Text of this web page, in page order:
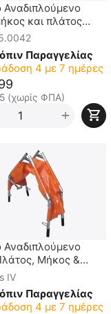
Αναδιπλούμενο
και πλάτος
III
Παραγγελίας
4 με 7 ημέρες
(χωρίς ΦΠΑ)
+
Αναδιπλούμενο
Μήκος &
Τσάντα
και Ιμάντες
IV
Παραγγελίας
4 με 7 ημέρες